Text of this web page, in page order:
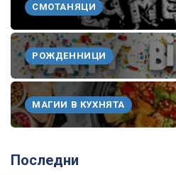
СМОТАНЯЦИ
РОЖДЕННИЦИ
МАГИИ В КУХНЯТА
Последни